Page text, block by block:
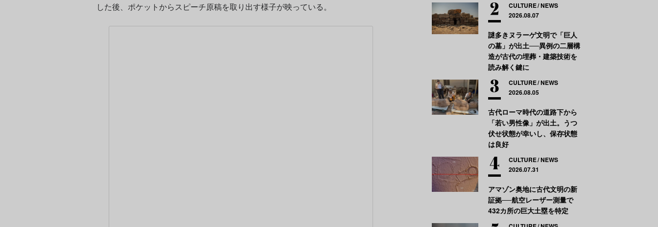
した後、ポケットからスピーチ原稿を取り出す様子が映っている。
CULTURE NEWS
2026.08.07
謎多きヌラーゲ文明で「巨人
の墓」が出土──異例の二層構
造が古代の埋葬・建築技術を
読み解く鍵に
CULTURE NEWS
2026.08.05
古代ローマ時代の道路下から
「若い男性像」が出土。うつ
伏せ状態が幸いし、保存状態
は良好
CULTURE NEWS
2026.07.31
アマゾン奥地に古代文明の新
証拠──航空レーザー測量で
432カ所の巨大土塁を特定